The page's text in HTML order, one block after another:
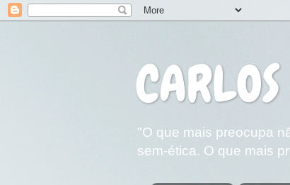
"O que mais preocupa
sem-ética. O que mais